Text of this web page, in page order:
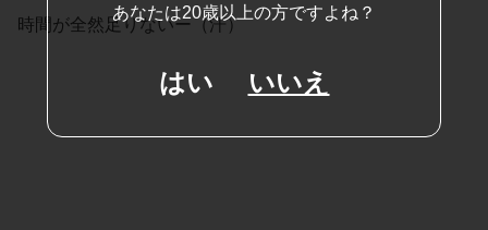
時間が全然足りないー（汗）
あなたは20歳以上の方ですよね？
はい いいえ